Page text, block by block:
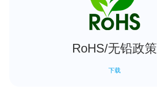
RoHS/无铅政策
下载